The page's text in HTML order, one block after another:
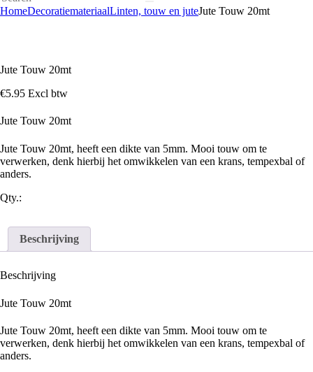
HomeDecoratiemateriaalLinten, touw en juteJute Touw 20mt
Jute Touw 20mt
€5.95 Excl btw
Jute Touw 20mt
Jute Touw 20mt, heeft een dikte van 5mm. Mooi touw om te
verwerken, denk hierbij het omwikkelen van een krans, tempexbal of
anders.
Qty.:
Beschrijving
Beschrijving
Jute Touw 20mt
Jute Touw 20mt, heeft een dikte van 5mm. Mooi touw om te
verwerken, denk hierbij het omwikkelen van een krans, tempexbal of
anders.